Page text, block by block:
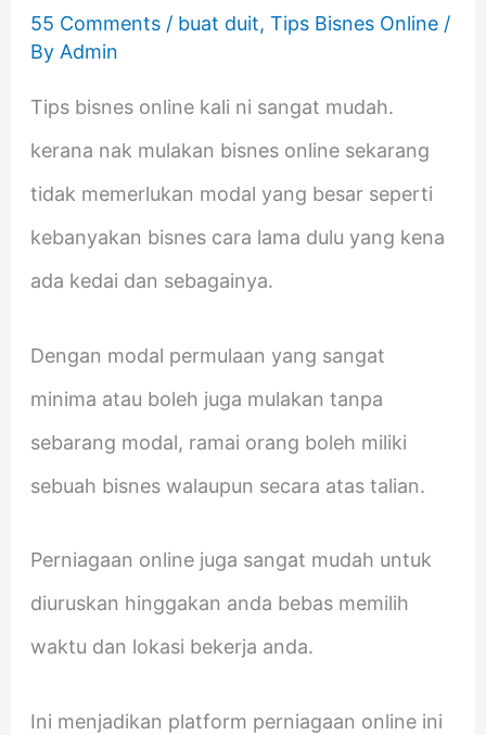
55 Comments / buat duit, Tips Bisnes Online/
By Admin
Tips bisnes online kali ni sangat mudah.
kerana nak mulakan bisnes online sekarang
tidak memerlukan modal yang besar seperti
kebanyakan bisnes cara lama dulu yang kena
ada kedai dan sebagainya.
Dengan modal permulaan yang sangat
minima atau boleh juga mulakan tanpa
sebarang modal, ramai orang boleh miliki
sebuah bisnes walaupun secara atas talian.
Perniagaan online juga sangat mudah untuk
diuruskan hinggakan anda bebas memilih
waktu dan lokasi bekerja anda.
Ini menjadikan platform perniagaan online ini